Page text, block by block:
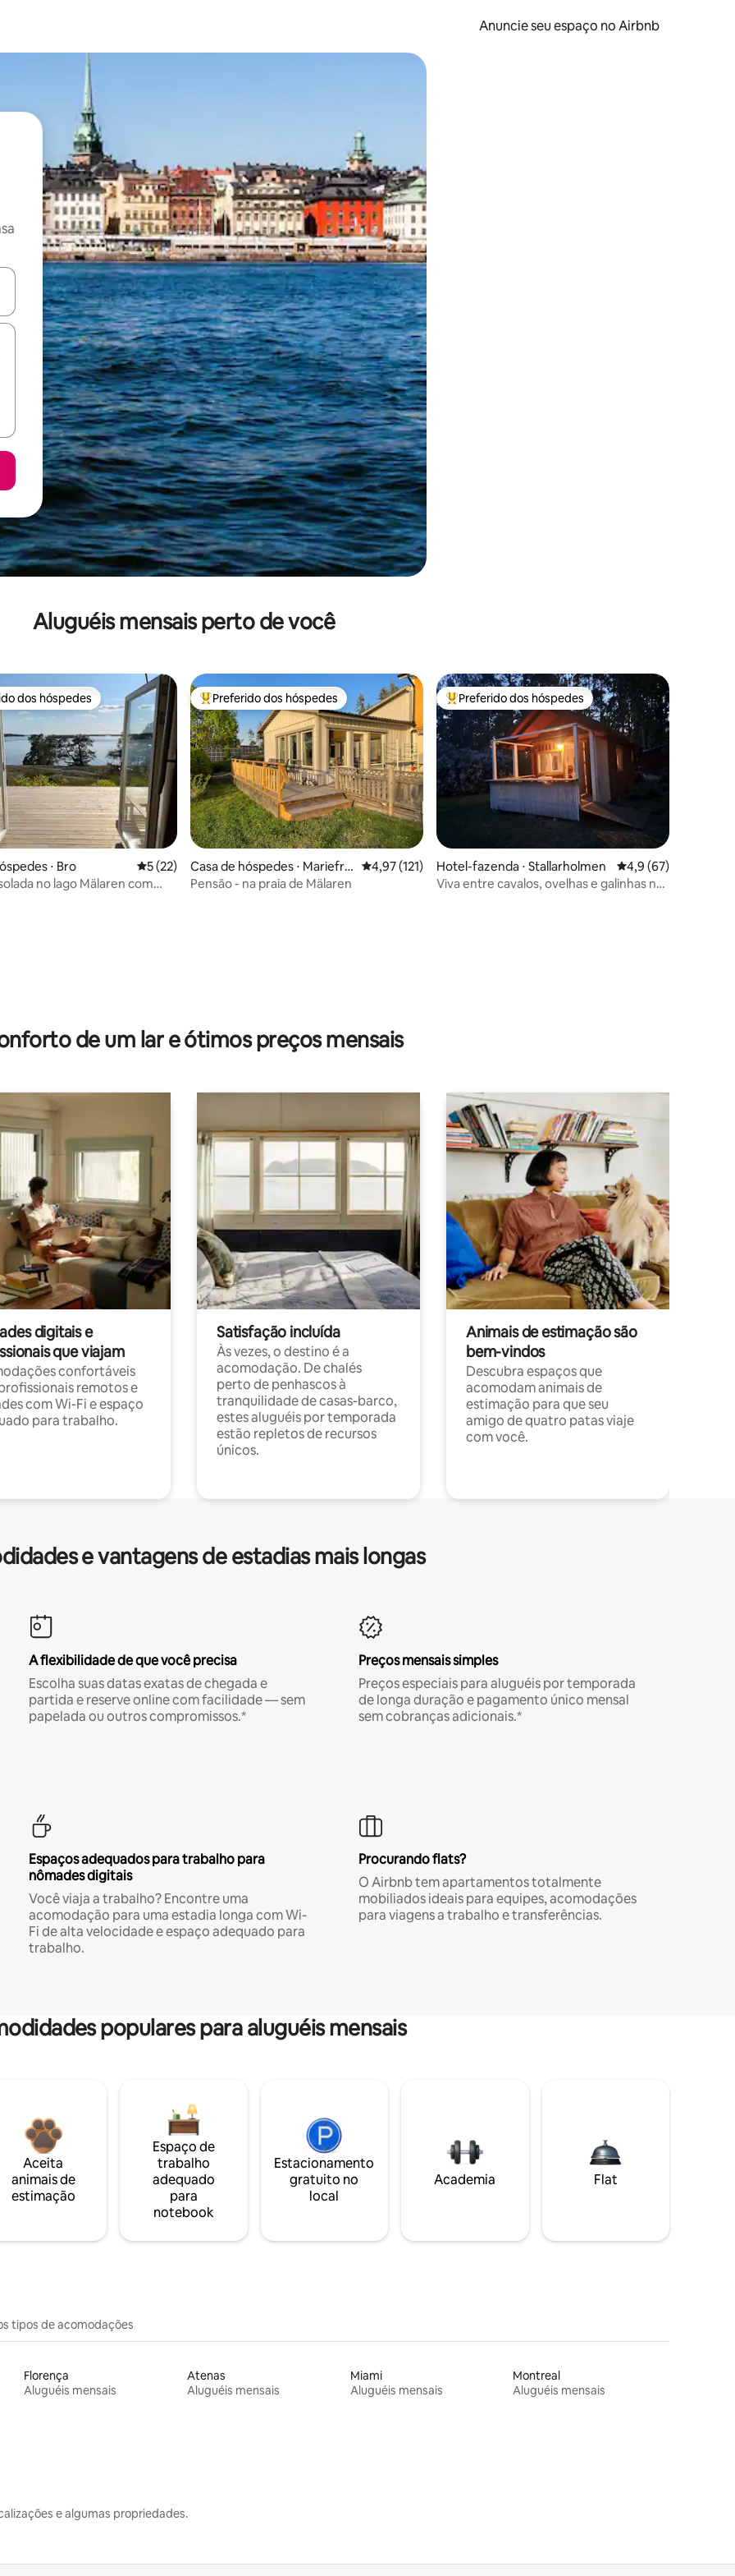
Anuncie seu espaço no Airbnb
os usando as seta para cima e para baixo do teclado ou tocando e deslizando o dedo na tela.
Aluguéis mensais perto de você
de 5, 52 avaliações
preferidos dos hóspedes
dos hóspedes
⋅ Bro 5 de uma avaliação média de 5, 22 avaliações
5 (22)
no lago Mälaren com
Entre os melhores preferidos dos hóspedes
Preferido dos hóspedes
Casa de hóspedes ⋅ Mariefre
d
4,97 de uma avaliação média de 5, 121 avaliações
4,97 (121)
Pensão - na praia de Mälaren
Entre os melhores preferidos dos hóspedes
Preferido dos hóspedes
Hotel-fazenda ⋅ Stallarholmen 4,9 de uma
4,9 (67)
Viva entre cavalos, ovelhas e galinhas na
de um lar e ótimos preços mensais
digitais e
que viajam
confortáveis
remotos e
com Wi-Fi e espaço
para trabalho.
Satisfação incluída
Às vezes, o destino é a
acomodação. De chalés
perto de penhascos à
tranquilidade de casas-barco,
estes aluguéis por temporada
estão repletos de recursos
únicos.
Animais de estimação são
bem-vindos
Descubra espaços que
acomodam animais de
estimação para que seu
amigo de quatro patas viaje
com você.
e vantagens de estadias mais longas
A flexibilidade de que você precisa
Escolha suas datas exatas de chegada e
partida e reserve online com facilidade — sem
papelada ou outros compromissos.*
Preços mensais simples
Preços especiais para aluguéis por temporada
de longa duração e pagamento único mensal
sem cobranças adicionais.*
Espaços adequados para trabalho para
nômades digitais
Você viaja a trabalho? Encontre uma
acomodação para uma estadia longa com Wi-
Fi de alta velocidade e espaço adequado para
trabalho.
Procurando flats?
O Airbnb tem apartamentos totalmente
mobiliados ideais para equipes, acomodações
para viagens a trabalho e transferências.
populares para aluguéis mensais
Aceita
animais de
estimação
Espaço de
trabalho
adequado
para
notebook
Estacionamento
gratuito no
local
Academia Flat
tipos de acomodações
Florença
Aluguéis mensais
Atenas
Aluguéis mensais
Miami
Aluguéis mensais
Montreal
Aluguéis mensais
e algumas propriedades.